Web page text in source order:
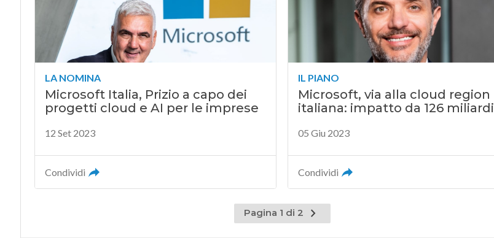
LA NOMINA
Microsoft Italia, Prizio a capo dei
progetti cloud e AI per le imprese
12 Set 2023
Condividi
IL PIANO
Microsoft, via alla cloud region
italiana: impatto da 126 miliardi
05 Giu 2023
Condividi
Pagina 1 di 2
Pagina
successiva